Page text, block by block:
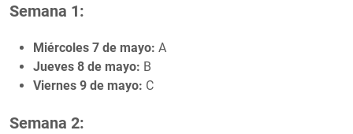
Semana 1:
Miércoles 7 de mayo: A
Jueves 8 de mayo: B
Viernes 9 de mayo: C
Semana 2: